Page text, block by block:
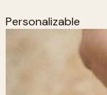
Personalizable